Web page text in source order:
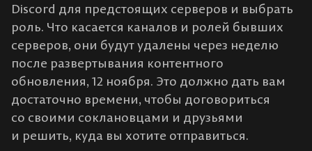
Discord для предстоящих серверов и выбрать
роль. Что касается каналов и ролей бывших
серверов, они будут удалены через неделю
после развертывания контентного
обновления, 12 ноября. Это должно дать вам
достаточно времени, чтобы договориться
со своими соклановцами и друзьями
и решить, куда вы хотите отправиться.